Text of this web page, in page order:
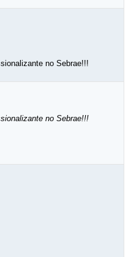
no Sebrae!!!
no Sebrae!!!